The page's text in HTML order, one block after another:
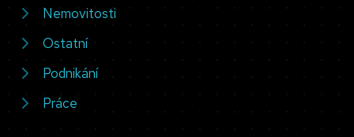
Nemovitosti
Ostatní
Podnikání
Práce